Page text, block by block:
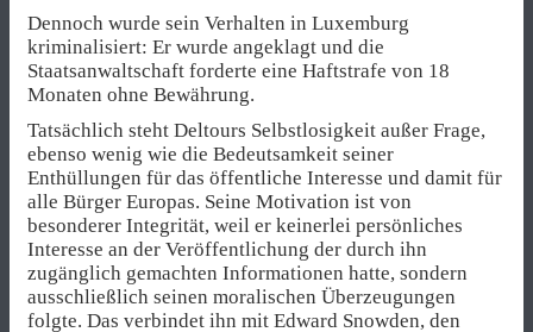
Dennoch wurde sein Verhalten in Luxemburg
kriminalisiert: Er wurde angeklagt und die
Staatsanwaltschaft forderte eine Haftstrafe von 18
Monaten ohne Bewährung.
Tatsächlich steht Deltours Selbstlosigkeit außer Frage,
ebenso wenig wie die Bedeutsamkeit seiner
Enthüllungen für das öffentliche Interesse und damit für
alle Bürger Europas. Seine Motivation ist von
besonderer Integrität, weil er keinerlei persönliches
Interesse an der Veröffentlichung der durch ihn
zugänglich gemachten Informationen hatte, sondern
ausschließlich seinen moralischen Überzeugungen
folgte. Das verbindet ihn mit Edward Snowden, den